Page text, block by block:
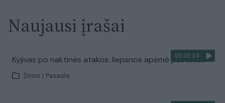
Naujausi įrašai
00:00:34
Kyjivas po naktinės atakos: liepsnos apėmė pastatus
Žinios Pasaulis